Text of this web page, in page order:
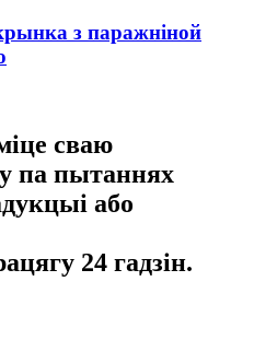
з паражніной
сваю
па пытаннях
або
24 гадзін.